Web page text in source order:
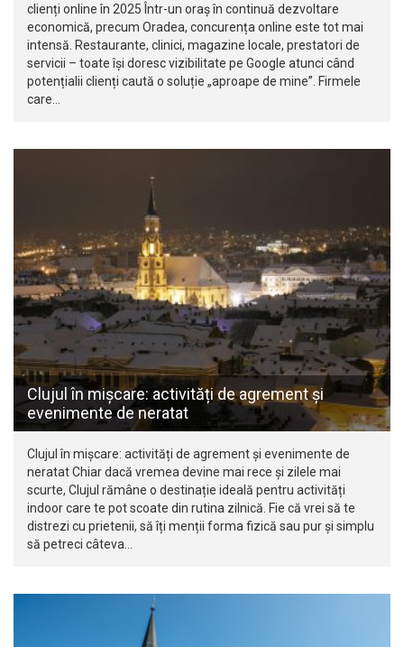
clienți online în 2025 Într-un oraș în continuă dezvoltare
economică, precum Oradea, concurența online este tot mai
intensă. Restaurante, clinici, magazine locale, prestatori de
servicii – toate își doresc vizibilitate pe Google atunci când
potențialii clienți caută o soluție „aproape de mine”. Firmele
care…
Clujul în mișcare: activități de agrement și
evenimente de neratat
Clujul în mișcare: activități de agrement și evenimente de
neratat Chiar dacă vremea devine mai rece și zilele mai
scurte, Clujul rămâne o destinație ideală pentru activități
indoor care te pot scoate din rutina zilnică. Fie că vrei să te
distrezi cu prietenii, să îți menții forma fizică sau pur și simplu
să petreci câteva…